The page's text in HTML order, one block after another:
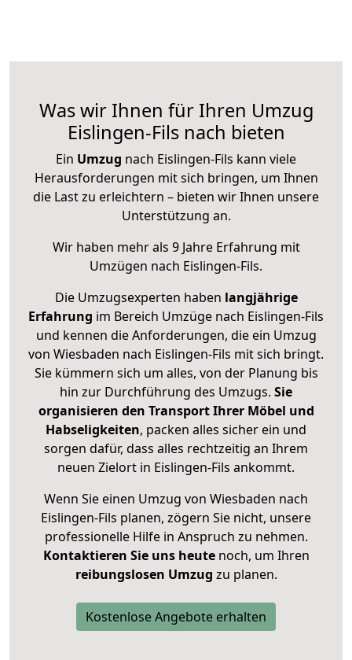
Was wir Ihnen für Ihren Umzug
Eislingen-Fils nach bieten
Ein Umzug nach Eislingen-Fils kann viele
Herausforderungen mit sich bringen, um Ihnen
die Last zu erleichtern – bieten wir Ihnen unsere
Unterstützung an.
Wir haben mehr als 9 Jahre Erfahrung mit
Umzügen nach Eislingen-Fils.
Die Umzugsexperten haben langjährige
Erfahrung im Bereich Umzüge nach Eislingen-Fils
und kennen die Anforderungen, die ein Umzug
von Wiesbaden nach Eislingen-Fils mit sich bringt.
Sie kümmern sich um alles, von der Planung bis
hin zur Durchführung des Umzugs. Sie
organisieren den Transport Ihrer Möbel und
Habseligkeiten, packen alles sicher ein und
sorgen dafür, dass alles rechtzeitig an Ihrem
neuen Zielort in Eislingen-Fils ankommt.
Wenn Sie einen Umzug von Wiesbaden nach
Eislingen-Fils planen, zögern Sie nicht, unsere
professionelle Hilfe in Anspruch zu nehmen.
Kontaktieren Sie uns heutenoch, um Ihren
reibungslosen Umzug zu planen.
Kostenlose Angebote erhalten